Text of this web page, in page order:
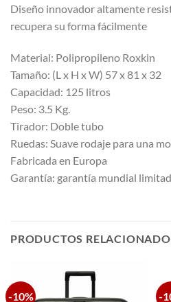
Diseño innovador altamente
recupera su forma fácilmente
Material: Polipropileno Roxkin
Tamaño: (L x H x W) 57 x 81 x 32
Capacidad: 125 litros
Peso: 3.5 Kg.
Tirador: Doble tubo
Ruedas: Suave rodaje para una
Fabricada en Europa
Garantía: garantía mundial
PRODUCTOS
-10% -